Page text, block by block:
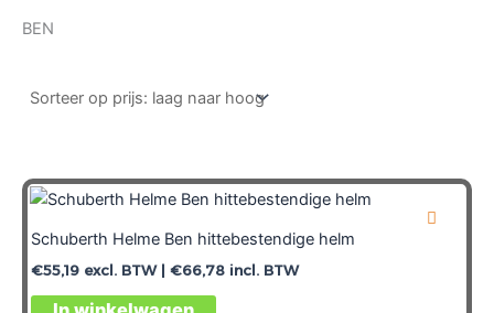
BEN
Schuberth Helme Ben hittebestendige helm
€55,19 excl. BTW | €66,78 incl. BTW